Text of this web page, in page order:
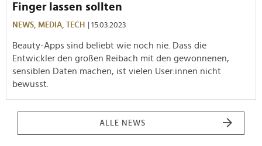
Finger lassen sollten
NEWS, MEDIA, TECH | 15.03.2023
Beauty-Apps sind beliebt wie noch nie. Dass die
Entwickler den großen Reibach mit den gewonnenen,
sensiblen Daten machen, ist vielen User:innen nicht
bewusst.
ALLE NEWS